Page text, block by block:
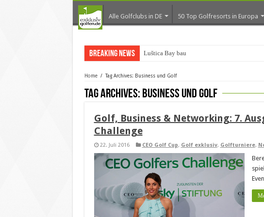
Alle Golfclubs in DE 50 Top Golfresorts in Europa
Breaking News Luštica Bay baut Monten
Home / Tag Archives: Business und Golf
Tag Archives: Business und Golf
Golf, Business & Networking: 7.
Challenge
22. Juli 2016 CEO Golf Cup, Golf exklusiv, Golfturniere,